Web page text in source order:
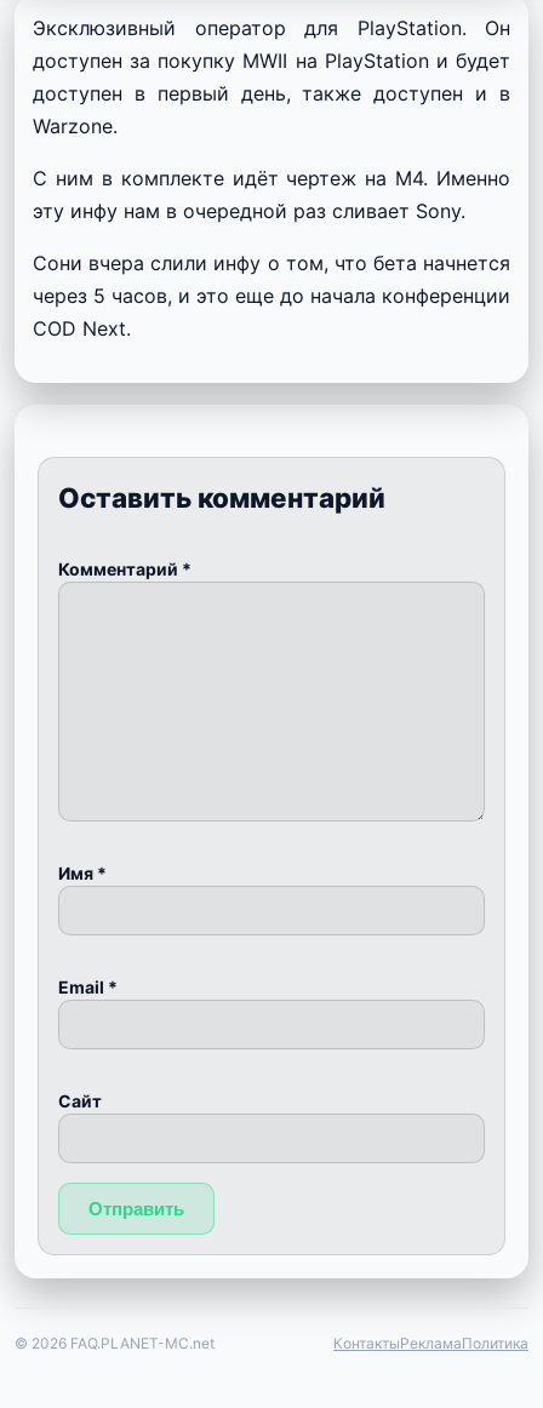
Эксклюзивный оператор для PlayStation. Он
доступен за покупку MWII на PlayStation и будет
доступен в первый день, также доступен и в
Warzone.
С ним в комплекте идёт чертеж на М4. Именно
эту инфу нам в очередной раз сливает Sony.
Сони вчера слили инфу о том, что бета начнется
через 5 часов, и это еще до начала конференции
COD Next.
Оставить комментарий
Комментарий *
Имя *
Email *
Сайт
© 2026 FAQ.PLANET-MC.net КонтактыРекламаПолитика